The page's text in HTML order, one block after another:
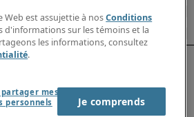
Web est assujettie à nosConditions
d'informations sur les témoins et la
les informations, consultez
.
mes
personnels
Je comprends